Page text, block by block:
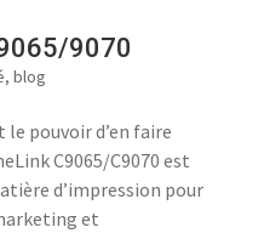
9070
, blog
pouvoir d’en faire
C9065/C9070 est
d’impression pour
et